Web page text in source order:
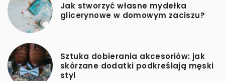
Jak stworzyć własne mydełka
glicerynowe w domowym zaciszu?
Sztuka dobierania akcesoriów: jak
skórzane dodatki podkreślają męski
styl